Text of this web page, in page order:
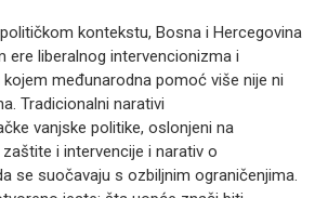
kontekstu, Bosna i Hercegovina
ere liberalnog intervencionizma i
međunarodna pomoć više nije ni
Tradicionalni narativi
vanjske politike, oslonjeni na
i intervencije i narativ o
se suočavaju s ozbiljnim ograničenjima.